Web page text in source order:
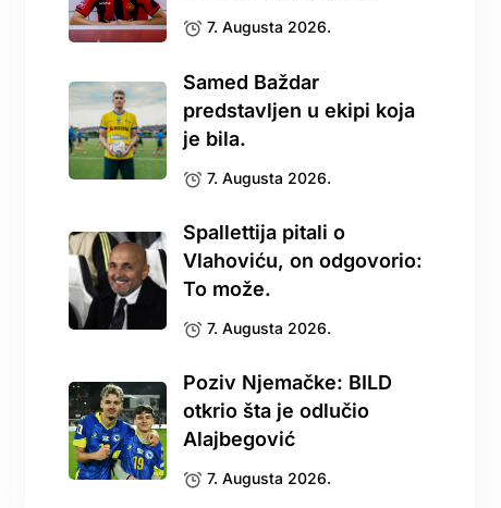
7. Augusta 2026.
Samed Baždar
predstavljen u ekipi koja
je bila.
7. Augusta 2026.
Spallettija pitali o
Vlahoviću, on odgovorio:
To može.
7. Augusta 2026.
Poziv Njemačke: BILD
otkrio šta je odlučio
Alajbegović
7. Augusta 2026.